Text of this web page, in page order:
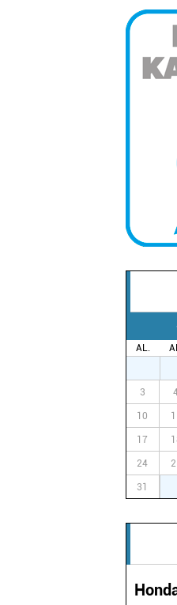
AL.
3
10
17
24
31